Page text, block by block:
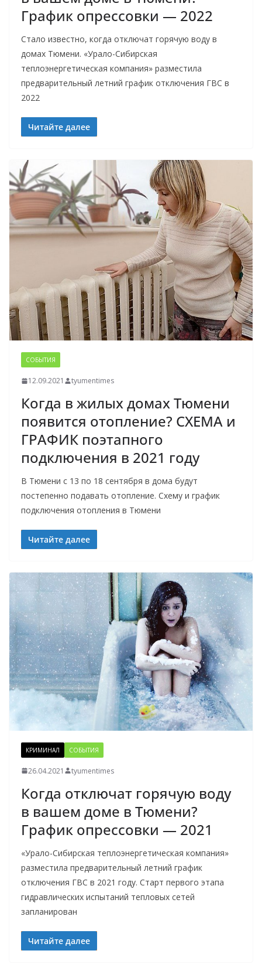
График опрессовки — 2022
Стало известно, когда отключат горячую воду в
домах Тюмени. «Урало-Сибирская
теплоэнергетическая компания» разместила
предварительный летний график отключения ГВС в
2022
Читайте далее
СОБЫТИЯ
12.09.2021 tyumentimes
Когда в жилых домах Тюмени
появится отопление? СХЕМА и
ГРАФИК поэтапного
подключения в 2021 году
В Тюмени с 13 по 18 сентября в дома будут
постепенно подавать отопление. Схему и график
подключения отопления в Тюмени
Читайте далее
КРИМИНАЛ СОБЫТИЯ
26.04.2021 tyumentimes
Когда отключат горячую воду
в вашем доме в Тюмени?
График опрессовки — 2021
«Урало-Сибирская теплоэнергетическая компания»
разместила предварительный летний график
отключения ГВС в 2021 году. Старт первого этапа
гидравлических испытаний тепловых сетей
запланирован
Читайте далее